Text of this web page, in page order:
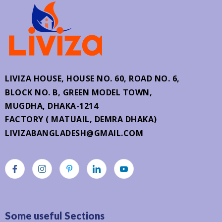
LIVIZA HOUSE, HOUSE NO. 60, ROAD NO. 6,
BLOCK NO. B, GREEN MODEL TOWN,
MUGDHA, DHAKA-1214
FACTORY ( MATUAIL, DEMRA DHAKA)
LIVIZABANGLADESH@GMAIL.COM
Some useful Sections